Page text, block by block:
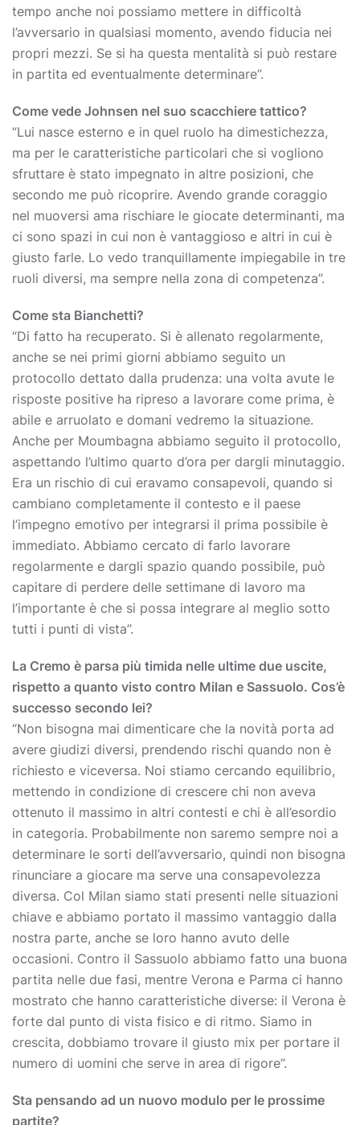
tempo anche noi possiamo mettere in difficoltà
l’avversario in qualsiasi momento, avendo fiducia nei
propri mezzi. Se si ha questa mentalità si può restare
in partita ed eventualmente determinare”.
Come vede Johnsen nel suo scacchiere tattico?
“Lui nasce esterno e in quel ruolo ha dimestichezza,
ma per le caratteristiche particolari che si vogliono
sfruttare è stato impegnato in altre posizioni, che
secondo me può ricoprire. Avendo grande coraggio
nel muoversi ama rischiare le giocate determinanti, ma
ci sono spazi in cui non è vantaggioso e altri in cui è
giusto farle. Lo vedo tranquillamente impiegabile in tre
ruoli diversi, ma sempre nella zona di competenza”.
Come sta Bianchetti?
“Di fatto ha recuperato. Si è allenato regolarmente,
anche se nei primi giorni abbiamo seguito un
protocollo dettato dalla prudenza: una volta avute le
risposte positive ha ripreso a lavorare come prima, è
abile e arruolato e domani vedremo la situazione.
Anche per Moumbagna abbiamo seguito il protocollo,
aspettando l’ultimo quarto d’ora per dargli minutaggio.
Era un rischio di cui eravamo consapevoli, quando si
cambiano completamente il contesto e il paese
l’impegno emotivo per integrarsi il prima possibile è
immediato. Abbiamo cercato di farlo lavorare
regolarmente e dargli spazio quando possibile, può
capitare di perdere delle settimane di lavoro ma
l’importante è che si possa integrare al meglio sotto
tutti i punti di vista”.
La Cremo è parsa più timida nelle ultime due uscite,
rispetto a quanto visto contro Milan e Sassuolo. Cos’è
successo secondo lei?
“Non bisogna mai dimenticare che la novità porta ad
avere giudizi diversi, prendendo rischi quando non è
richiesto e viceversa. Noi stiamo cercando equilibrio,
mettendo in condizione di crescere chi non aveva
ottenuto il massimo in altri contesti e chi è all’esordio
in categoria. Probabilmente non saremo sempre noi a
determinare le sorti dell’avversario, quindi non bisogna
rinunciare a giocare ma serve una consapevolezza
diversa. Col Milan siamo stati presenti nelle situazioni
chiave e abbiamo portato il massimo vantaggio dalla
nostra parte, anche se loro hanno avuto delle
occasioni. Contro il Sassuolo abbiamo fatto una buona
partita nelle due fasi, mentre Verona e Parma ci hanno
mostrato che hanno caratteristiche diverse: il Verona è
forte dal punto di vista fisico e di ritmo. Siamo in
crescita, dobbiamo trovare il giusto mix per portare il
numero di uomini che serve in area di rigore”.
Sta pensando ad un nuovo modulo per le prossime
partite?